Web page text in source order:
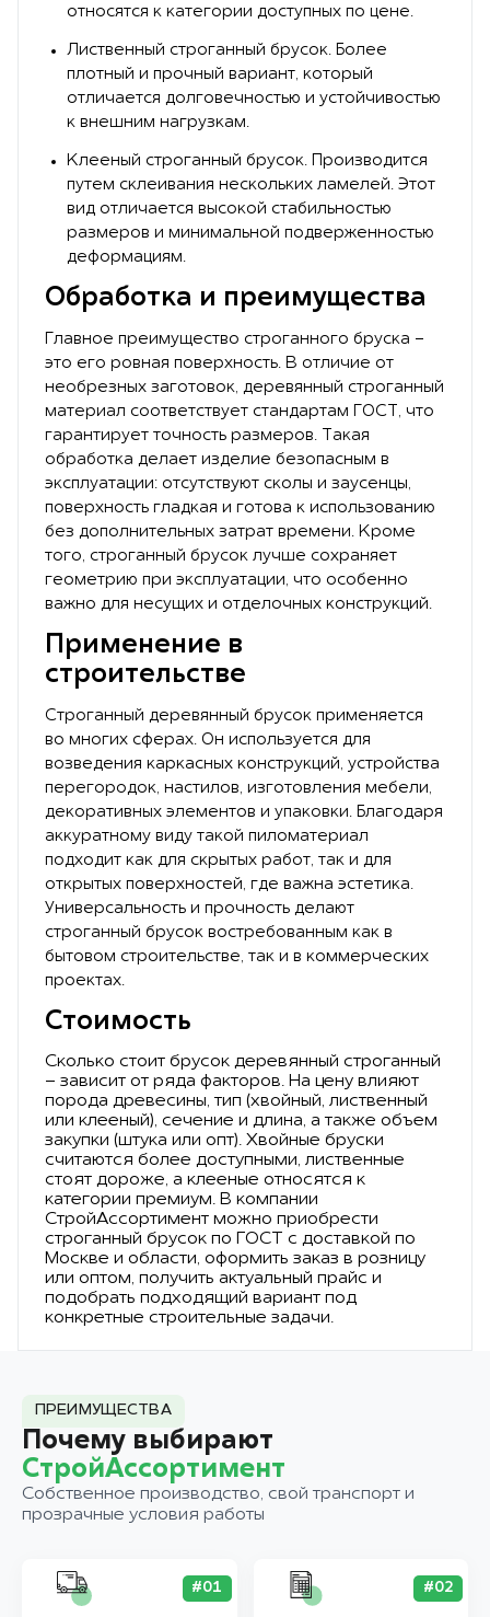
относятся к категории доступных по цене.
Лиственный строганный брусок. Более
плотный и прочный вариант, который
отличается долговечностью и устойчивостью
к внешним нагрузкам.
Клееный строганный брусок. Производится
путем склеивания нескольких ламелей. Этот
вид отличается высокой стабильностью
размеров и минимальной подверженностью
деформациям.
Обработка и преимущества
Главное преимущество строганного бруска -
это его ровная поверхность. В отличие от
необрезных заготовок, деревянный строганный
материал соответствует стандартам ГОСТ, что
гарантирует точность размеров. Такая
обработка делает изделие безопасным в
эксплуатации: отсутствуют сколы и заусенцы,
поверхность гладкая и готова к использованию
без дополнительных затрат времени. Кроме
того, строганный брусок лучше сохраняет
геометрию при эксплуатации, что особенно
важно для несущих и отделочных конструкций.
Применение в
строительстве
Строганный деревянный брусок применяется
во многих сферах. Он используется для
возведения каркасных конструкций, устройства
перегородок, настилов, изготовления мебели,
декоративных элементов и упаковки. Благодаря
аккуратному виду такой пиломатериал
подходит как для скрытых работ, так и для
открытых поверхностей, где важна эстетика.
Универсальность и прочность делают
строганный брусок востребованным как в
бытовом строительстве, так и в коммерческих
проектах.
Стоимость
Сколько стоит брусок деревянный строганный
- зависит от ряда факторов. На цену влияют
порода древесины, тип (хвойный, лиственный
или клееный), сечение и длина, а также объем
закупки (штука или опт). Хвойные бруски
считаются более доступными, лиственные
стоят дороже, а клееные относятся к
категории премиум. В компании
СтройАссортимент можно приобрести
строганный брусок по ГОСТ с доставкой по
Москве и области, оформить заказ в розницу
или оптом, получить актуальный прайс и
подобрать подходящий вариант под
конкретные строительные задачи.
ПРЕИМУЩЕСТВА
Почему выбирают
СтройАссортимент
Собственное производство, свой транспорт и
прозрачные условия работы
#01 #02